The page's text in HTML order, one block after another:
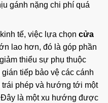
gánh nặng chi phí quá
tế, việc lựa chọn cửa
lao hơn, đó là góp phần
thiểu sự phụ thuộc
tiếp bảo vệ các cánh
phép và hướng tới một
là một xu hướng được